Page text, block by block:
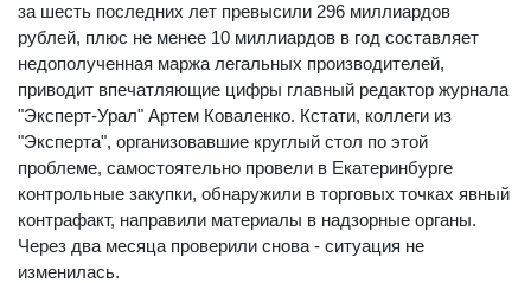
за шесть последних лет превысили 296 миллиардов
рублей, плюс не менее 10 миллиардов в год составляет
недополученная маржа легальных производителей,
приводит впечатляющие цифры главный редактор журнала
"Эксперт-Урал" Артем Коваленко. Кстати, коллеги из
"Эксперта", организовавшие круглый стол по этой
проблеме, самостоятельно провели в Екатеринбурге
контрольные закупки, обнаружили в торговых точках явный
контрафакт, направили материалы в надзорные органы.
Через два месяца проверили снова - ситуация не
изменилась.